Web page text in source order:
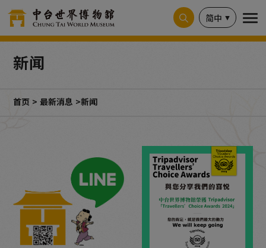
简中
新闻
首页 最新消息 新闻
Cookie管理面板